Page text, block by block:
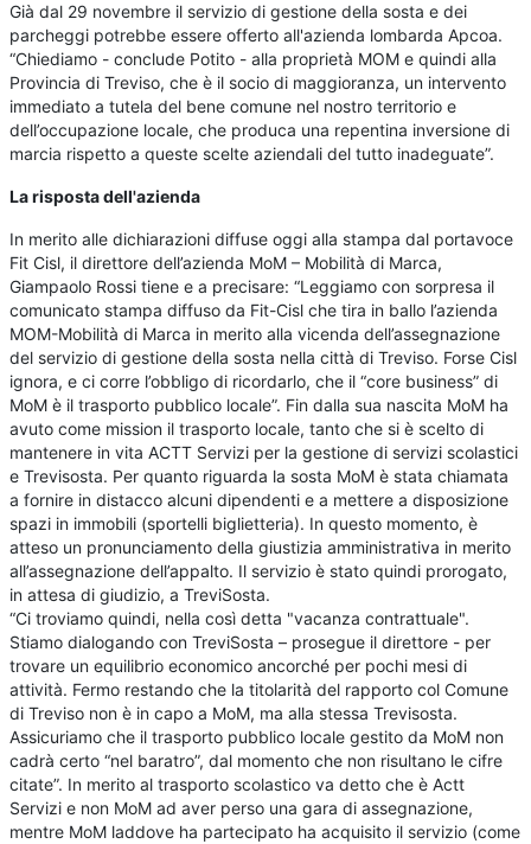
Già dal 29 novembre il servizio di gestione della sosta e dei
parcheggi potrebbe essere offerto all'azienda lombarda Apcoa.
“Chiediamo - conclude Potito - alla proprietà MOM e quindi alla
Provincia di Treviso, che è il socio di maggioranza, un intervento
immediato a tutela del bene comune nel nostro territorio e
dell’occupazione locale, che produca una repentina inversione di
marcia rispetto a queste scelte aziendali del tutto inadeguate”.
La risposta dell'azienda
In merito alle dichiarazioni diffuse oggi alla stampa dal portavoce
Fit Cisl, il direttore dell’azienda MoM – Mobilità di Marca,
Giampaolo Rossi tiene e a precisare: “Leggiamo con sorpresa il
comunicato stampa diffuso da Fit-Cisl che tira in ballo l’azienda
MOM-Mobilità di Marca in merito alla vicenda dell’assegnazione
del servizio di gestione della sosta nella città di Treviso. Forse Cisl
ignora, e ci corre l’obbligo di ricordarlo, che il “core business” di
MoM è il trasporto pubblico locale”. Fin dalla sua nascita MoM ha
avuto come mission il trasporto locale, tanto che si è scelto di
mantenere in vita ACTT Servizi per la gestione di servizi scolastici
e Trevisosta. Per quanto riguarda la sosta MoM è stata chiamata
a fornire in distacco alcuni dipendenti e a mettere a disposizione
spazi in immobili (sportelli biglietteria). In questo momento, è
atteso un pronunciamento della giustizia amministrativa in merito
all’assegnazione dell’appalto. Il servizio è stato quindi prorogato,
in attesa di giudizio, a TreviSosta.
“Ci troviamo quindi, nella così detta "vacanza contrattuale".
Stiamo dialogando con TreviSosta – prosegue il direttore - per
trovare un equilibrio economico ancorché per pochi mesi di
attività. Fermo restando che la titolarità del rapporto col Comune
di Treviso non è in capo a MoM, ma alla stessa Trevisosta.
Assicuriamo che il trasporto pubblico locale gestito da MoM non
cadrà certo “nel baratro”, dal momento che non risultano le cifre
citate”. In merito al trasporto scolastico va detto che è Actt
Servizi e non MoM ad aver perso una gara di assegnazione,
mentre MoM laddove ha partecipato ha acquisito il servizio (come